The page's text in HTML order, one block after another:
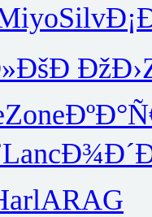
Silv
ÐšÐ ÐžÐ›
Zone
Lanc
ARAG